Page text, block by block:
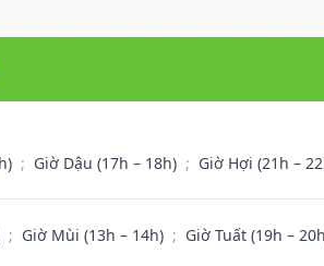
; Giờ Dậu (17h – 18h) ; Giờ Hợi (21h –
; Giờ Mùi (13h – 14h) ; Giờ Tuất (19h –